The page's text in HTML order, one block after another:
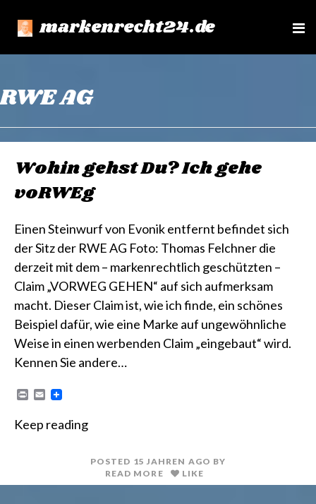
markenrecht24.de
e
RWE AG
Wohin gehst Du? Ich gehe
voRWEg
Einen Steinwurf von Evonik entfernt befindet sich
der Sitz der RWE AG Foto: Thomas Felchner die
derzeit mit dem – markenrechtlich geschützten –
Claim „VORWEG GEHEN“ auf sich aufmerksam
macht. Dieser Claim ist, wie ich finde, ein schönes
Beispiel dafür, wie eine Marke auf ungewöhnliche
Weise in einen werbenden Claim „eingebaut“ wird.
Kennen Sie andere…
n
E
i
Keep reading
POSTED 15 JAHREN AGO BY
READ MORE
LIKE